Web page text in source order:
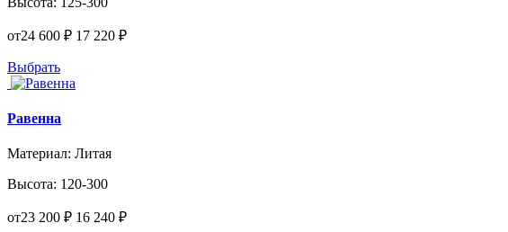
от24 600 ₽ 17 220 ₽
Выбрать
Равенна
Материал: Литая
Высота: 120-300
от23 200 ₽ 16 240 ₽